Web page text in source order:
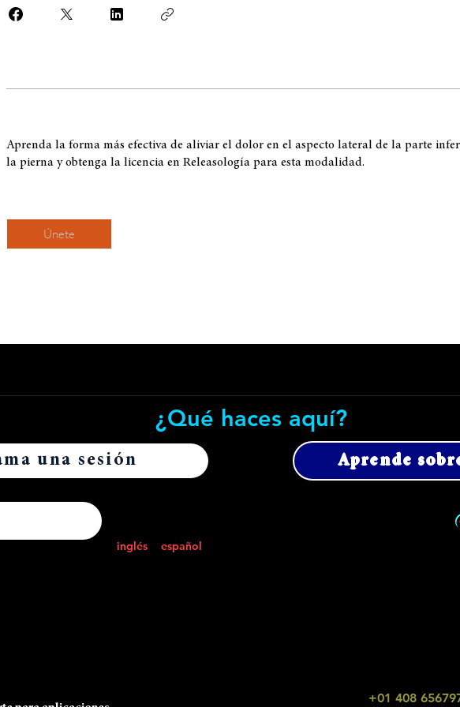
Aprenda la forma más efectiva de aliviar el dolor en el aspecto lateral de la parte
la pierna y obtenga la licencia en Releasología para esta modalidad.
Únete
¿Qué haces aquí?
una sesión Aprende
inglés
español
+01 408